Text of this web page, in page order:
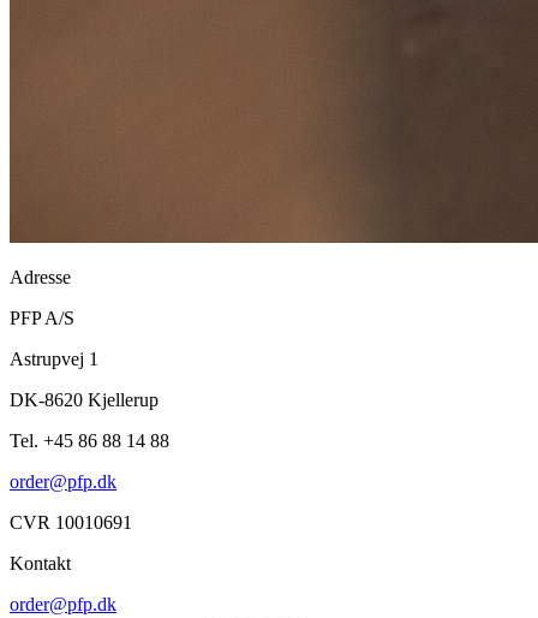
Adresse
PFP A/S
Astrupvej 1
DK-8620 Kjellerup
Tel. +45 86 88 14 88
order@pfp.dk
CVR 10010691
Kontakt
order@pfp.dk